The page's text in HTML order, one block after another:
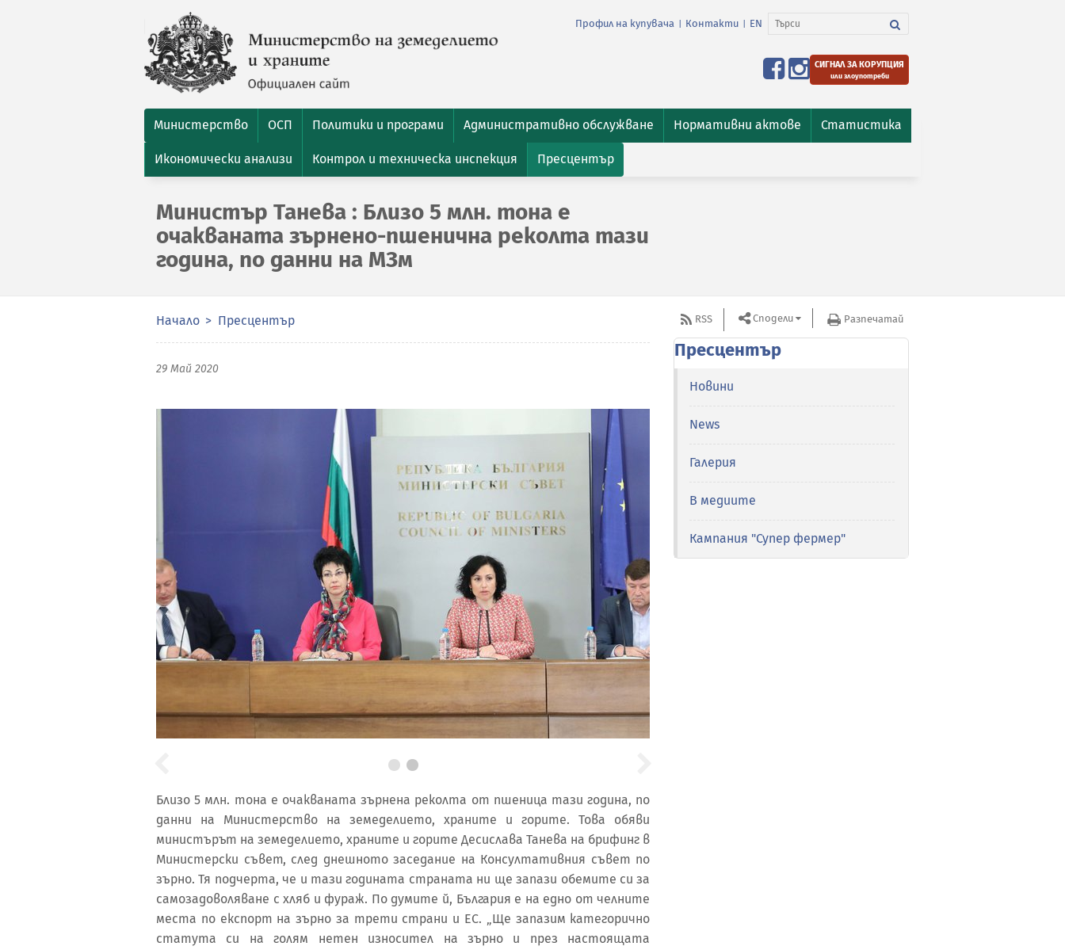
Профил на купувача Контакти EN
СИГНАЛ ЗА КОРУПЦИЯ
или злоупотреби
Министерство ОСП Политики и програми Административно обслужване Нормативни актове Статистика
Икономически анализи Контрол и техническа инспекция Пресцентър
Министър Танева : Близо 5 млн. тона е
очакваната зърнено-пшенична реколта тази
година, по данни на МЗм
Начало Пресцентър
29 Май 2020
Близо 5 млн. тона е очакваната зърнена реколта от пшеница тази година, по
данни на Министерство на земеделието, храните и горите. Това обяви
министърът на земеделието, храните и горите Десислава Танева на брифинг в
Министерски съвет, след днешното заседание на Консултативния съвет по
зърно. Тя подчерта, че и тази годината страната ни ще запази обемите си за
самозадоволяване с хляб и фураж. По думите й, България е на едно от челните
места по експорт на зърно за трети страни и ЕС. „Ще запазим категорично
статута си на голям нетен износител на зърно и през настоящата
RSS Сподели Разпечатай
Пресцентър
Новини
News
Галерия
В медиите
Кампания "Супер фермер"